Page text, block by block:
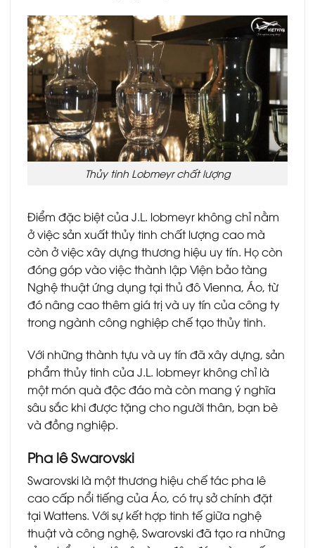
Thủy tinh Lobmeyr chất lượng
Điểm đặc biệt của J.L. lobmeyr không chỉ nằm
ở việc sản xuất thủy tinh chất lượng cao mà
còn ở việc xây dựng thương hiệu uy tín. Họ còn
đóng góp vào việc thành lập Viện bảo tàng
Nghệ thuật ứng dụng tại thủ đô Vienna, Áo, từ
đó nâng cao thêm giá trị và uy tín của công ty
trong ngành công nghiệp chế tạo thủy tinh.
Với những thành tựu và uy tín đã xây dựng, sản
phẩm thủy tinh của J.L. lobmeyr không chỉ là
một món quà độc đáo mà còn mang ý nghĩa
sâu sắc khi được tặng cho người thân, bạn bè
và đồng nghiệp.
Pha lê Swarovski
Swarovski là một thương hiệu chế tác pha lê
cao cấp nổi tiếng của Áo, có trụ sở chính đặt
tại Wattens. Với sự kết hợp tinh tế giữa nghệ
thuật và công nghệ, Swarovski đã tạo ra những